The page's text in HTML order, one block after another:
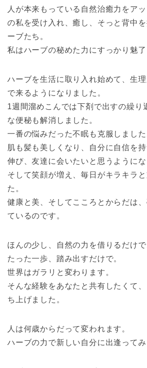
人が本来もっている自然治癒力をア
の私を受け入れ、癒し、そっと背中
ーブたち。
私はハーブの秘めた力にすっかり魅了
ハーブを生活に取り入れ始めて、生
で来るようになりました。
1週間溜めこんでは下剤で出すの繰り
な便秘も解消しました。
一番の悩みだった不眠も克服しました
肌も髪も美しくなり、自分に自信を
伸び、友達に会いたいと思うようにな
そして笑顔が増え、毎日がキラキラ
た。
健康と美、そしてこころとからだは
ているのです。
ほんの少し、自然の力を借りるだけで
たった一歩、踏み出すだけで。
世界はガラリと変わります。
そんな経験をあなたと共有したくて
ち上げました。
人は何歳からだって変われます。
ハーブの力で新しい自分に出逢ってみ